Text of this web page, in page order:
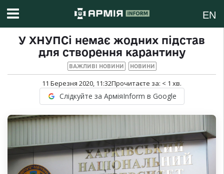
EN
У ХНУПСі немає жодних підстав
для створення карантину
ВАЖЛИВІ НОВИНИ НОВИНИ
11 Березня 2020, 11:32Прочитаєте за: < 1 хв.
Слідкуйте за АрміяInform в Google